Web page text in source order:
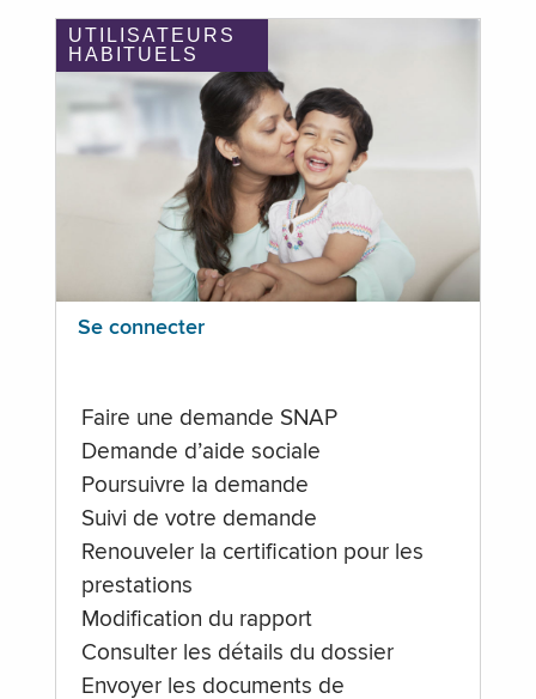
UTILISATEURS
HABITUELS
Se connecter
Faire une demande SNAP
Demande d’aide sociale
Poursuivre la demande
Suivi de votre demande
Renouveler la certification pour les
prestations
Modification du rapport
Consulter les détails du dossier
Envoyer les documents de